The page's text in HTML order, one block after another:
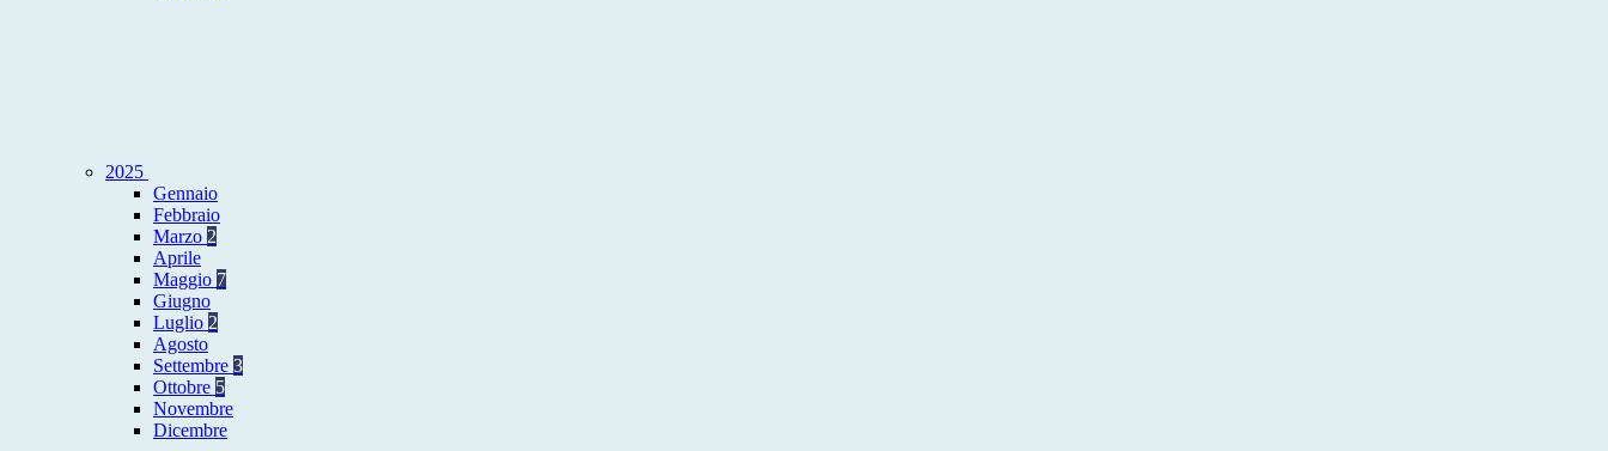
2025
Gennaio
Febbraio
Marzo 2
Aprile
Maggio 7
Giugno
Luglio 2
Agosto
Settembre 3
Ottobre 5
Novembre
Dicembre